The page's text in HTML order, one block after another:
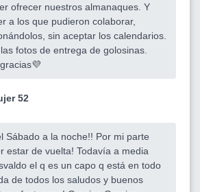
ofrecer nuestros almanaques. Y
a los que pudieron colaborar,
sin aceptar los calendarios.
fotos de entrega de golosinas.
52
Sábado a la noche!! Por mi parte
estar de vuelta! Todavía a media
el q es un capo q está en todo
de todos los saludos y buenos